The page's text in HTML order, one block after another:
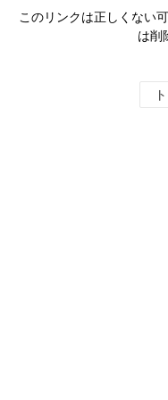
このリンクは正しくない
は削